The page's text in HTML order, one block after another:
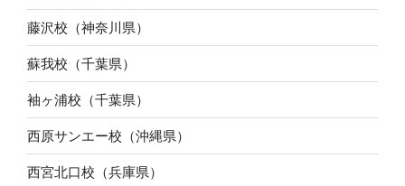
藤沢校（神奈川県）
蘇我校（千葉県）
袖ヶ浦校（千葉県）
西原サンエー校（沖縄県）
西宮北口校（兵庫県）